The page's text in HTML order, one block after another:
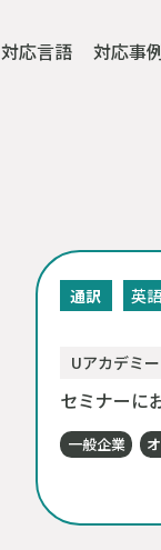
対応言語 対応事
通訳 英語
Uアカデミー
セミナーに
一般企業